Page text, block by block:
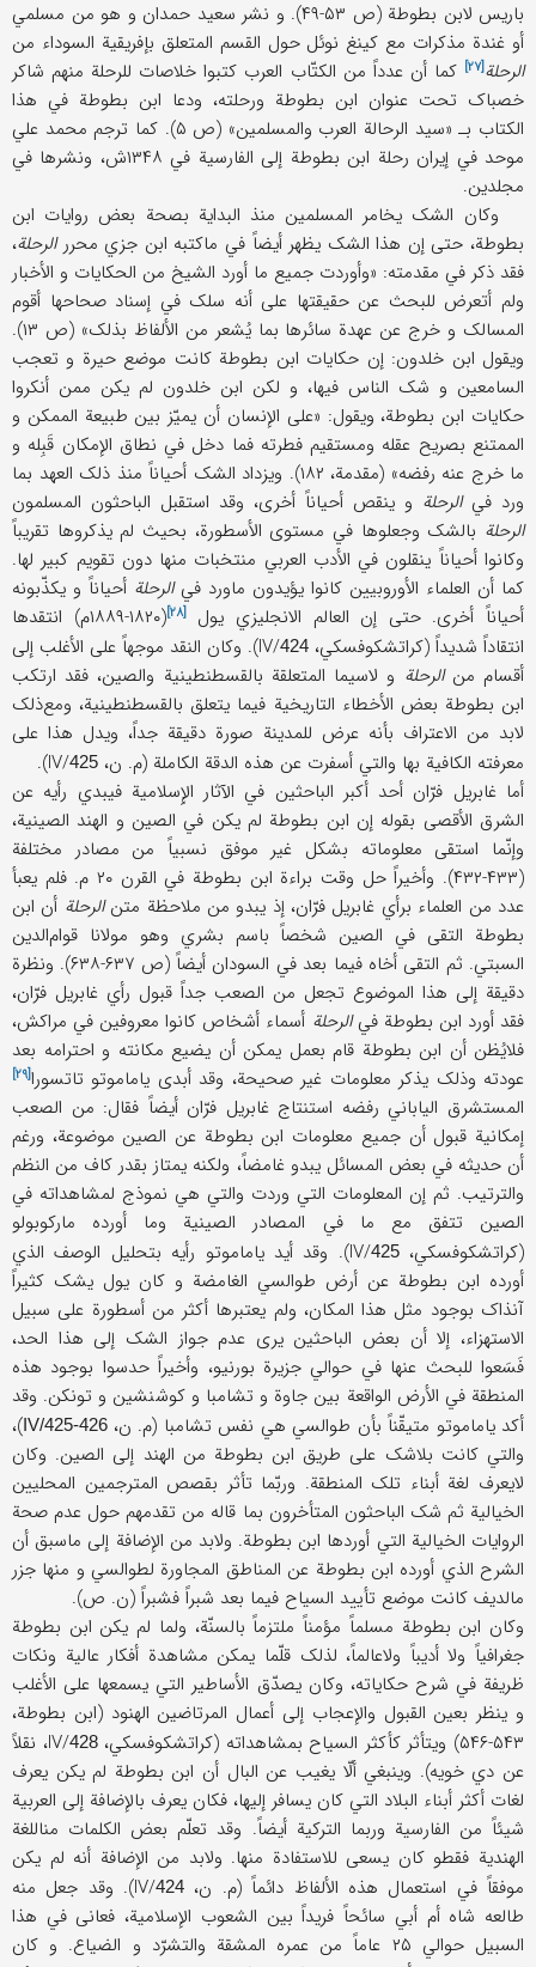
باریس لابن بطوطة (ص ۵۳-۴۹). و نشر سعید حمدان و هو من مسلمي
أو غندة مذکرات مع کینغ نوئلحول القسم المتعلق بإفریقیة السوداء من
الرحلة[۲۷]
کما أن عدداً من الکتّاب العرب کتبوا خلاصات للرحلة منهم شاکر
خصباک تحت عنوان ابن بطوطة ورحلته، ودعا ابن بطوطة في هذا
الکتاب بـ «سید الرحالة العرب والمسلمین» (ص ۵). کما ترجم محمد علي
موحد في إیران رحلة ابن بطوطة إلی الفارسیة في ۱۳۴۸ش، ونشرها في
مجلدین.
وکان الشک یخامر المسلمین منذ البدایة بصحة بعض روایات ابن
بطوطة، حتی إن هذا الشک یظهر أیضاً في ماکتبه ابن جزي محررالرحلة،
فقد ذکر في مقدمته: «وأوردت جمیع ما أورد الشیخ من الحکایات و الأخبار
ولم أتعرض للبحث عن حقیقتها علی أنه سلک في إسناد صحاحها أقوم
المسالک و خرج عن عهدة سائرها بما یُشعر من الألفاظ بذلک» (ص ۱۳).
ویقول ابن خلدون: إن حکایات ابن بطوطة کانت موضع حیرة و تعجب
السامعین و شک الناس فیها، و لکن ابن خلدون لم یکن ممن أنکروا
حکایات ابن بطوطة، ویقول: «علی الإنسان أن یمیّز بین طبیعة الممکن و
الممتنع بصریح عقله ومستقیم فطرته فما دخل في نطاق الإمکان قَبِله و
ما خرج عنه رفضه» (مقدمة، ۱۸۲). ویزداد الشک أحیاناً منذ ذلک العهد بما
ورد فيالرحلة و ینقص أحیاناً أخری، وقد استقبل الباحثون المسلمون
الرحلة بالشک وجعلوها في مستوی الأسطورة، بحیث لم یذکروها تقریباً
وکانوا أحیاناً ینقلون في الأدب العربي منتخبات منها دون تقویم کبیر لها.
کما أن العلماء الأوروبیین کانوا یؤیدون ماورد فيالرحلة أحیاناً و یکذّبونه
أحیاناً أخری. حتی إن العالم الانجلیزي یول[۲۸]
(۱۸۲۰-۱۸۸۹م) انتقدها
انتقاداً شدیداً (کراتشکوفسکي، IV/ 424
). وکان النقد موجهاً علی الأغلب إلی
أقسام منالرحلة و لاسیما المتعلقة بالقسطنطینیة والصین، فقد ارتکب
ابن بطوطة بعض الأخطاء التاریخیة فیما یتعلق بالقسطنطینیة، ومع‌ذلک
لابد من الاعتراف بأنه عرض للمدینة صورة دقیقة جداً، ویدل هذا علی
معرفته الکافیة بها والتي أسفرت عن هذه الدقة الکاملة (م. ن، IV/ 425
).
أما غابریل فرّان أحد أکبر الباحثین في الآثار الإِسلامیة فیبدي رأیه عن
الشرق الأقصی بقوله إن ابن بطوطة لم یکن في الصین و الهند الصینیة،
وإنّما استقی معلوماته بشکل غیر موفق نسبیاً من مصادر مختلفة
(۴۳۳-۴۳۲). وأخیراً حل وقت براءة ابن بطوطة في القرن ۲۰ م. فلم یعبأ
عدد من العلماء برأي غابریل فرّان، إذ یبدو من ملاحظة متنالرحلة أن ابن
بطوطة التقی في الصین شخصاً باسم بشري وهو مولانا قوام‌الدین
السبتي. ثم التقی أخاه فیما بعد في السودان أیضاً (ص ۶۳۷-۶۳۸). ونظرة
دقیقة إلی هذا الموضوع تجعل من الصعب جداً قبول رأي غابریل فرّان،
فقد أورد ابن بطوطة فيالرحلة أسماء أشخاص کانوا معروفین في مراکش،
فلایُظن أن ابن بطوطة قام بعمل یمکن أن یضیع مکانته و احترامه بعد
عودته وذلک یذکر معلومات غیر صحیحة، وقد أبدی یاماموتو تاتسورا[۲۹]
المستشرق الیاباني رفضه استنتاج غابریل فرّان أیضاً فقال: من الصعب
إمکانیة قبول أن جمیع معلومات ابن بطوطة عن الصین موضوعة، ورغم
أن حدیثه في بعض المسائل یبدو غامضاً، ولکنه یمتاز بقدر کاف من النظم
والترتیب. ثم إن المعلومات التي وردت والتي هي نموذج لمشاهداته في
الصین تتفق مع ما في المصادر الصینیة وما أورده مارکوبولو
(کراتشکوفسکي، IV/425
). وقد أید یاماموتو رأیه بتحلیل الوصف الذي
أورده ابن بطوطة عن أرض طوالسي الغامضة و کان یول یشک کثیراً
آنذاک بوجود مثل هذا المکان، ولم یعتبرها أکثر من أسطورة علی سبیل
الاستهزاء، إلا أن بعض الباحثین یری عدم جواز الشک إلی هذا الحد،
فَسَعوا للبحث عنها في حوالي جزیرة بورنیو، وأخیراً حدسوا بوجود هذه
المنطقة في الأرض الواقعة بین جاوة و تشامبا و کوشنشین و تونکن. وقد
أکد یاماموتو متیقّناً بأن طوالسي هي نفس تشامبا (م. ن،
)،
والتي کانت بلاشک علی طریق ابن بطوطة من الهند إلی الصین. وکان
لایعرف لغة أبناء تلک المنطقة. وربّما تأثر بقصص المترجمین المحلیین
الخیالیة ثم شک الباحثون المتأخرون بما قاله من تقدمهم حول عدم صحة
الروایات الخیالیة التي أوردها ابن بطوطة. ولابد من الإضافة إلی ماسبق أن
الشرح الذي أورده ابن بطوطة عن المناطق المجاورة لطوالسي و منها جزر
مالدیف کانت موضع تأیید السیاح فیما بعد شبراً فشبراً (ن. ص).
وکان ابن بطوطة مسلماً مؤمناً ملتزماً بالسنّة، ولما لم یکن ابن بطوطة
جغرافیاً ولا أدیباً ولاعالماً، لذلک قلّما یمکن مشاهدة أفکار عالیة ونکات
ظریفة في شرح حکایاته، وکان یصدّق الأساطیر التي یسمعها علی الأغلب
و ینظر بعین القبول والإعجاب إلی أعمال المرتاضین الهنود (ابن بطوطة،
۵۴۳-۵۴۶) ویتأثر کأکثر السیاح بمشاهداته (کراتشکوفسکي، IV/
428
، نقلاً
عن دي خویه). وینبغي ألّا یغیب عن البال أن ابن بطوطة لم یکن یعرف
لغات أکثر أبناء البلاد التي کان یسافر إلیها، فکان یعرف بالإضافة إلی العربیة
شیئاً من الفارسیة وربما الترکیة أیضاً. وقد تعلّم بعض الکلمات مناللغة
الهندیة فقطو کان یسعی للاستفادة منها. ولابد من الإضافة أنه لم یکن
موفقاً في استعمال هذه الألفاظ دائماً (م. ن، IV/ 424
). وقد جعل منه
طالعه شاه أم أبي سائحاً فریداً بین الشعوب الإسلامیة، فعانی في هذا
السبیل حوالي ۲۵ عاماً من عمره المشقة والتشرّد و الضیاع. و کان